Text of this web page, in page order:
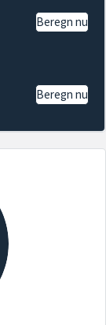
Beregn nu
Beregn nu